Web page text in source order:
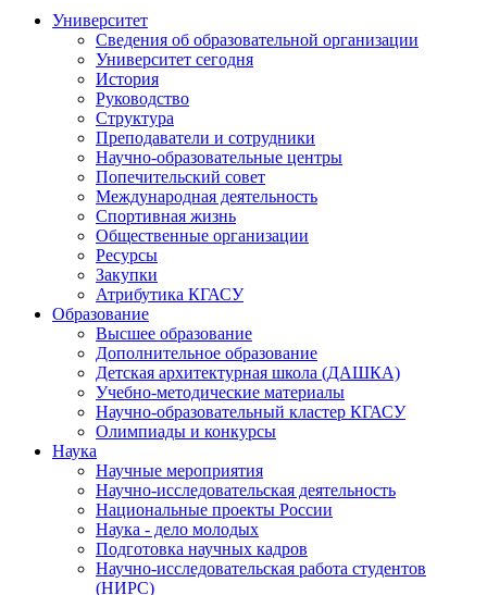
Университет
Сведения об образовательной организации
Университет сегодня
История
Руководство
Структура
Преподаватели и сотрудники
Научно-образовательные центры
Попечительский совет
Международная деятельность
Спортивная жизнь
Общественные организации
Ресурсы
Закупки
Атрибутика КГАСУ
Образование
Высшее образование
Дополнительное образование
Детская архитектурная школа (ДАШКА)
Учебно-методические материалы
Научно-образовательный кластер КГАСУ
Олимпиады и конкурсы
Наука
Научные мероприятия
Научно-исследовательская деятельность
Национальные проекты России
Наука - дело молодых
Подготовка научных кадров
Научно-исследовательская работа студентов
(НИРС)